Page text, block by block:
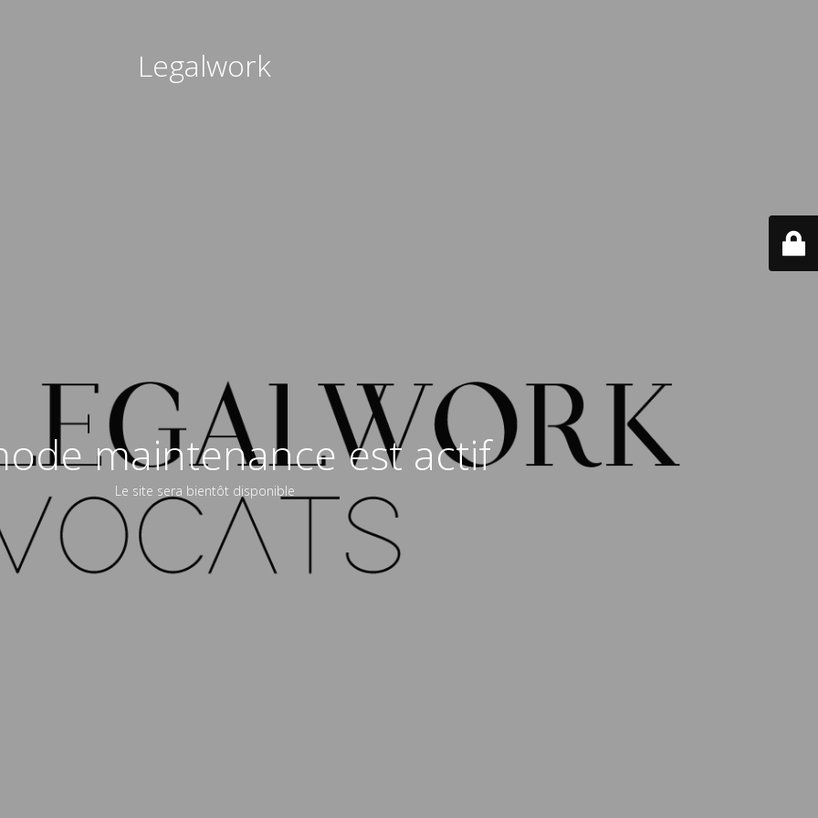
Legalwork
maintenance est actif
Le site sera bientôt disponible